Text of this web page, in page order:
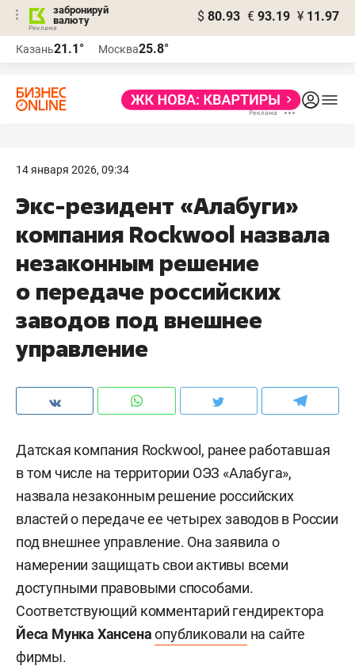
забронируй
валюту
$ 80.93 € 93.19 ¥ 11.97
Казань21.1° Москва25.8°
14 января 2026, 09:34
Экс-резидент «Алабуги»
компания Rockwool назвала
незаконным решение
о передаче российских
заводов под внешнее
управление
Датская компания Rockwool, ранее работавшая
в том числе на территории ОЭЗ «Алабуга»,
назвала незаконным решение российских
властей о передаче ее четырех заводов в России
под внешнее управление. Она заявила о
намерении защищать свои активы всеми
доступными правовыми способами.
Соответствующий комментарий гендиректора
Йеса Мунка Хансена опубликовали на сайте
фирмы.